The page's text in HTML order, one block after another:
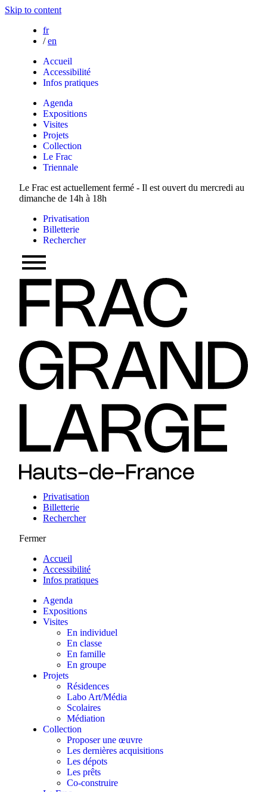
Skip to content
fr
/ en
Accueil
Accessibilité
Infos pratiques
Agenda
Expositions
Visites
Projets
Collection
Le Frac
Triennale
Le Frac est actuellement fermé - Il est ouvert du mercredi au
dimanche de 14h à 18h
Privatisation
Billetterie
Rechercher
Privatisation
Billetterie
Rechercher
Fermer
Accueil
Accessibilité
Infos pratiques
Agenda
Expositions
Visites
En individuel
En classe
En famille
En groupe
Projets
Résidences
Labo Art/Média
Scolaires
Médiation
Collection
Proposer une œuvre
Les dernières acquisitions
Les dépots
Les prêts
Co-construire